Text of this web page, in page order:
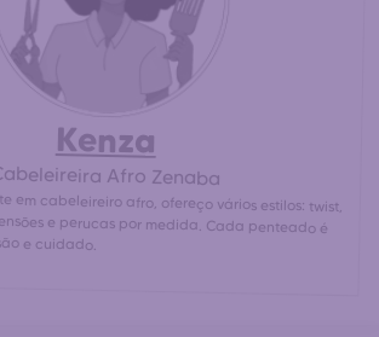
Kenza
Afro Zenaba
em cabeleireiro afro, ofereço vários estilos: twist,
e perucas por medida. Cada penteado é
e cuidado.